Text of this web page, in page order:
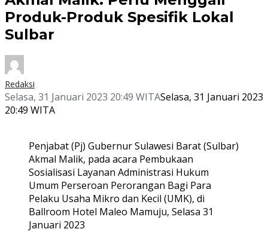
Produk-Produk Spesifik Lokal
Sulbar
Redaksi
Selasa, 31 Januari 2023 20:49 WITASelasa, 31 Januari 2023
20:49 WITA
Penjabat (Pj) Gubernur Sulawesi Barat (Sulbar)
Akmal Malik, pada acara Pembukaan
Sosialisasi Layanan Administrasi Hukum
Umum Perseroan Perorangan Bagi Para
Pelaku Usaha Mikro dan Kecil (UMK), di
Ballroom Hotel Maleo Mamuju, Selasa 31
Januari 2023